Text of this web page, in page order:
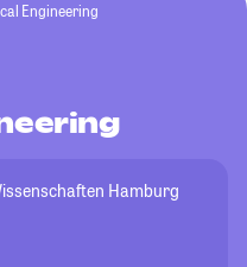
Engineering
Hamburg